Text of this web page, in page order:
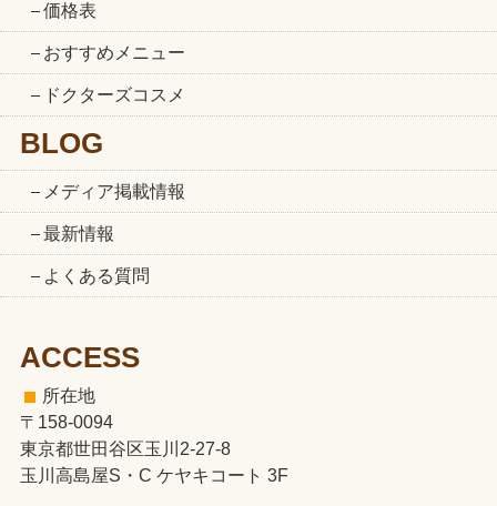
価格表
おすすめメニュー
ドクターズコスメ
BLOG
メディア掲載情報
最新情報
よくある質問
ACCESS
所在地
〒158-0094
東京都世田谷区玉川2-27-8
玉川高島屋S・C ケヤキコート 3F